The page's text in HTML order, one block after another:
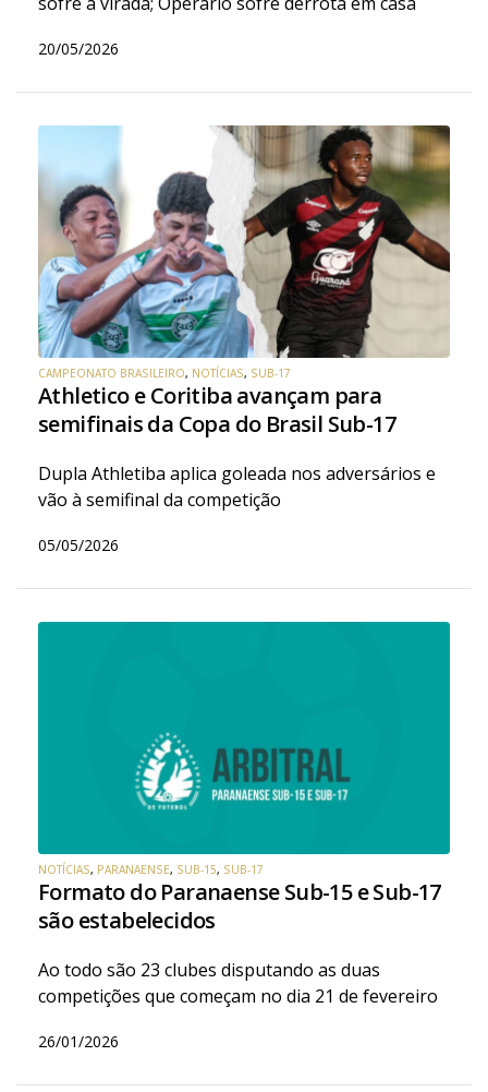
20/05/2026
CAMPEONATO BRASILEIRO, NOTÍCIAS, SUB-17
Athletico e Coritiba avançam para
semifinais da Copa do Brasil Sub-17
Dupla Athletiba aplica goleada nos adversários e
vão à semifinal da competição
05/05/2026
NOTÍCIAS, PARANAENSE, SUB-15, SUB-17
Formato do Paranaense Sub-15 e Sub-17
são estabelecidos
Ao todo são 23 clubes disputando as duas
competições que começam no dia 21 de fevereiro
26/01/2026